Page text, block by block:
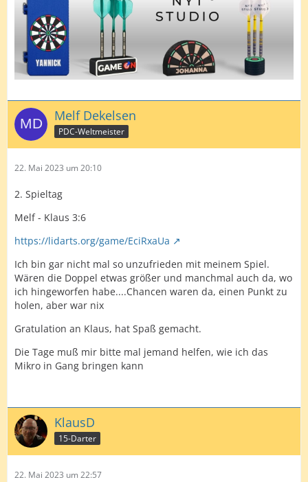
Melf Dekelsen
PDC-Weltmeister
22. Mai 2023 um 20:10
2. Spieltag
Melf - Klaus 3:6
https://lidarts.org/game/EciRxaUa
Ich bin gar nicht mal so unzufrieden mit meinem Spiel.
Wären die Doppel etwas größer und manchmal auch da, wo
ich hingeworfen habe....Chancen waren da, einen Punkt zu
holen, aber war nix
Gratulation an Klaus, hat Spaß gemacht.
Die Tage muß mir bitte mal jemand helfen, wie ich das
Mikro in Gang bringen kann
KlausD
15-Darter
22. Mai 2023 um 22:57